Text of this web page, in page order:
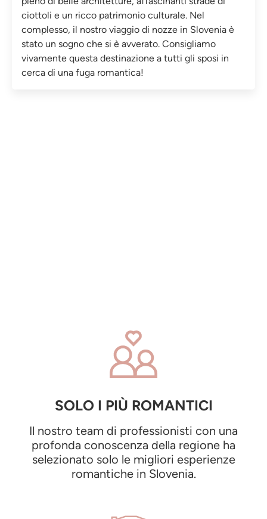
ciottoli e un ricco patrimonio culturale. Nel
complesso, il nostro viaggio di nozze in Slovenia è
stato un sogno che si è avverato. Consigliamo
vivamente questa destinazione a tutti gli sposi in
cerca di una fuga romantica!
SOLO I PIÙ ROMANTICI
Il nostro team di professionisti con una
profonda conoscenza della regione ha
selezionato solo le migliori esperienze
romantiche in Slovenia.